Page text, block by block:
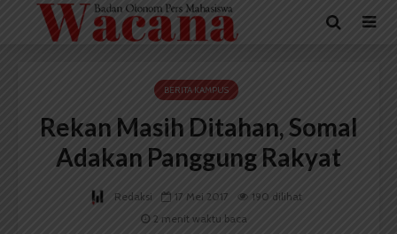
BERITA KAMPUS
Rekan Masih Ditahan, Somal
Adakan Panggung Rakyat
Redaksi 17 Mei 2017
190 dilihat
2 menit waktu baca